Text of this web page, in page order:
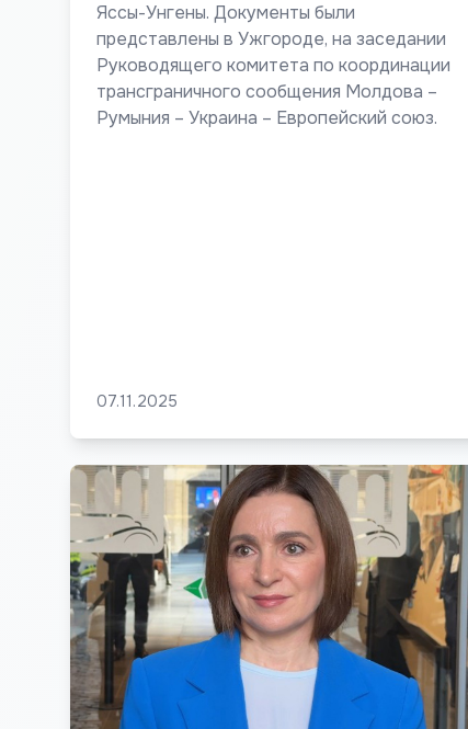
Яссы-Унгены. Документы были
представлены в Ужгороде, на заседании
Руководящего комитета по координации
трансграничного сообщения Молдова –
Румыния – Украина – Европейский союз.
07.11.2025